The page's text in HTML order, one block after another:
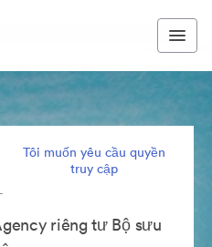
Tôi muốn yêu cầu quyền
truy cập
riêng tư Bộ sưu